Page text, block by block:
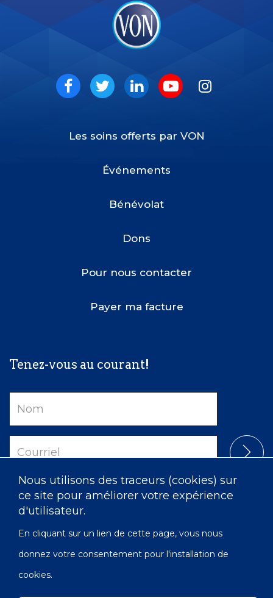
Nous utilisons des traceurs (cookies) sur
ce site pour améliorer votre expérience
d'utilisateur.
En cliquant sur un lien de cette page, vous nous
donnez votre consentement pour l'installation de
cookies.
Social
Les soins offerts par VON
Événements
Bénévolat
Dons
Pour nous contacter
Payer ma facture
Tenez-vous au courant!
Nom
Courriel